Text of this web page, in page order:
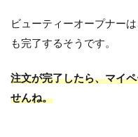
ビューティーオープナー
も完了するそうです。
注文が完了したら、マイ
せんね。